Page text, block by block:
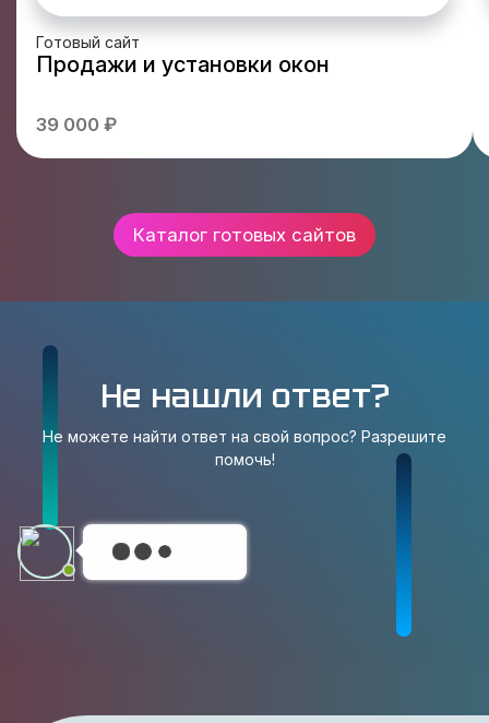
Готовый сайт
Продажи и установки окон
39 000 ₽
Каталог готовых сайтов
Не нашли ответ?
Не можете найти ответ на свой вопрос? Разрешите
помочь!